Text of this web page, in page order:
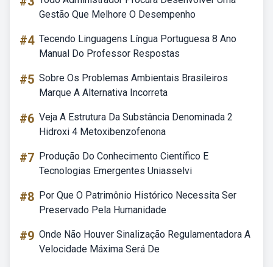
Gestão Que Melhore O Desempenho
#4 Tecendo Linguagens Língua Portuguesa 8 Ano
Manual Do Professor Respostas
#5 Sobre Os Problemas Ambientais Brasileiros
Marque A Alternativa Incorreta
#6 Veja A Estrutura Da Substância Denominada 2
Hidroxi 4 Metoxibenzofenona
#7 Produção Do Conhecimento Científico E
Tecnologias Emergentes Uniasselvi
#8 Por Que O Patrimônio Histórico Necessita Ser
Preservado Pela Humanidade
#9 Onde Não Houver Sinalização Regulamentadora A
Velocidade Máxima Será De